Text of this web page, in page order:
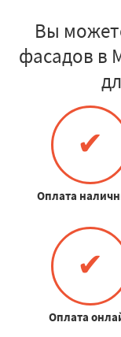
Вы
фасадов в
✔
Оплата
✔
Оплата